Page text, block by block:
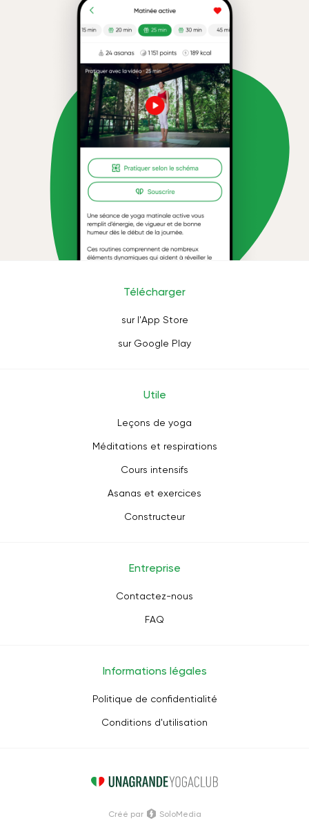
Télécharger
sur l'App Store
sur Google Play
Utile
Leçons de yoga
Méditations et respirations
Cours intensifs
Asanas et exercices
Constructeur
Entreprise
Contactez-nous
FAQ
Informations légales
Politique de confidentialité
Conditions d'utilisation
Créé par SoloMedia